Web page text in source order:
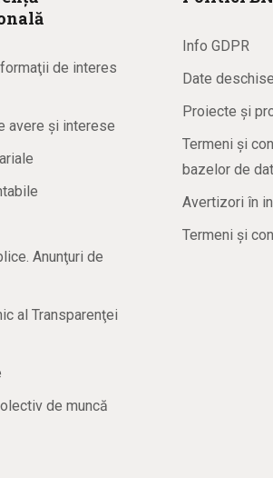
de interes
avere și interese
Anunţuri de
al Transparenţei
de muncă
Info GDPR
Date deschise
Proiecte și
Termeni și
bazelor de
Avertizori în
Termeni și